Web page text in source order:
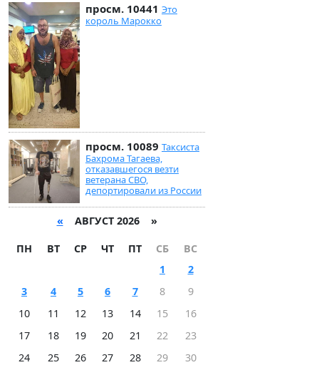
просм. 10441 Это
король Марокко
просм. 10089 Таксиста
Бахрома Тагаева,
отказавшегося везти
ветерана СВО,
депортировали из России
« АВГУСТ 2026 »
ПН ВТ СР ЧТ ПТ СБ
ВС
1
2
3
4 5 6 7 8
9
10
11 12 13 14 15
16
17
18 19 20 21 22
23
24
25 26 27 28 29
30